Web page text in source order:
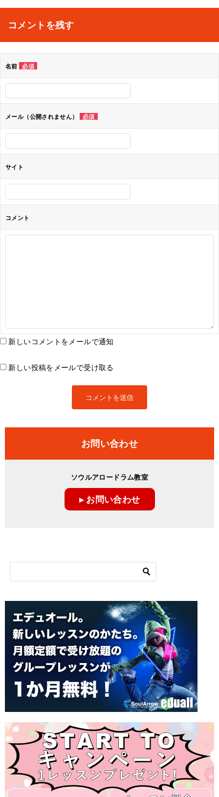
ビ
シ
ョ
ン
コメントを残す
名前 必須
メール（公開されません） 必須
サイト
コメント
新しいコメントをメールで通知
新しい投稿をメールで受け取る
お問い合わせ
ソウルアロードラム教室
▸ お問い合わせ